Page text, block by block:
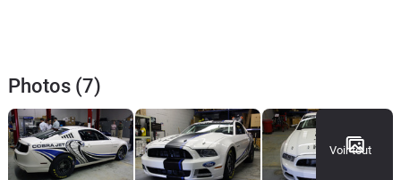
Photos (7)
Voir tout